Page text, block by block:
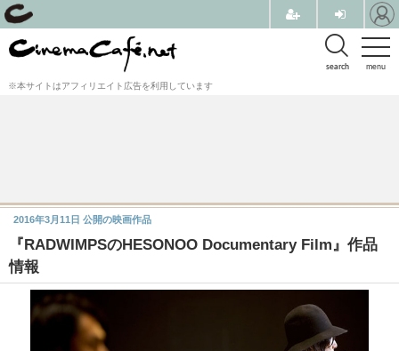
menu
search
※本サイトはアフィリエイト広告を利用しています
『RADWIMPSのHESONOO Documentary Film』作品
情報
2016年3月11日 公開の映画作品